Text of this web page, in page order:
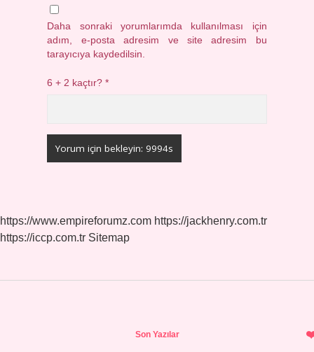
Daha sonraki yorumlarımda kullanılması için
adım, e-posta adresim ve site adresim bu
tarayıcıya kaydedilsin.
6 + 2 kaçtır?*
https://www.empireforumz.com https://jackhenry.com.tr
https://iccp.com.tr Sitemap
Son Yazılar